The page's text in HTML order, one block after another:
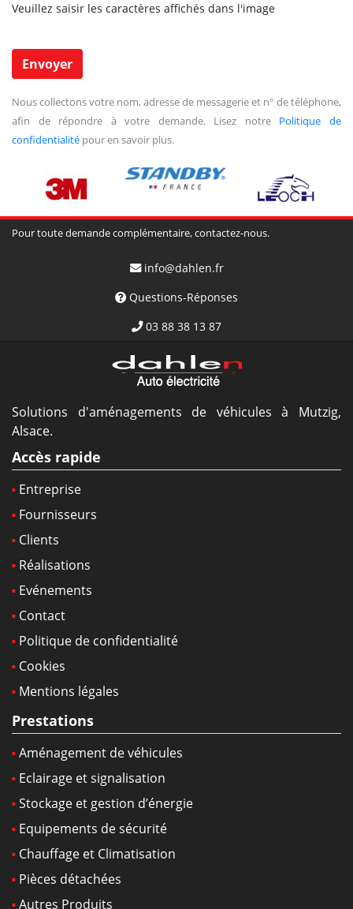
Veuillez saisir les caractères affichés dans l'image
Nous collectons votre nom, adresse de messagerie et n° de téléphone,
afin de répondre à votre demande. Lisez notre Politique de
confidentialité pour en savoir plus.
Pour toute demande complémentaire, contactez-nous.
info@dahlen.fr
Questions-Réponses
03 88 38 13 87
Solutions d'aménagements de véhicules à Mutzig,
Alsace.
Accès rapide
Entreprise
Fournisseurs
Clients
Réalisations
Evénements
Contact
Politique de confidentialité
Cookies
Mentions légales
Prestations
Aménagement de véhicules
Eclairage et signalisation
Stockage et gestion d’énergie
Equipements de sécurité
Chauffage et Climatisation
Pièces détachées
Autres Produits